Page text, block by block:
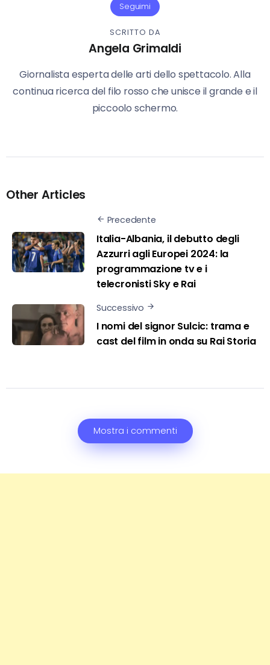
Seguimi
SCRITTO DA
Angela Grimaldi
Giornalista esperta delle arti dello spettacolo. Alla
continua ricerca del filo rosso che unisce il grande e il
piccoolo schermo.
Other Articles
Precedente
Italia-Albania, il debutto degli
Azzurri agli Europei 2024: la
programmazione tv e i
telecronisti Sky e Rai
Successivo
I nomi del signor Sulcic: trama e
cast del film in onda su Rai Storia
Mostra i commenti